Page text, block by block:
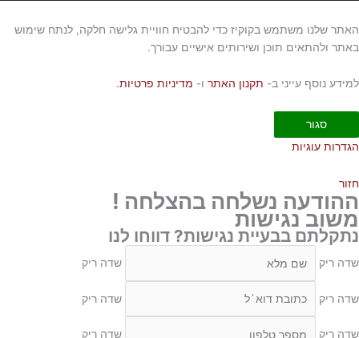
האתר שלנו משתמש בקוקיז כדי להבטיח חוויית גלישה חלקה, לנתח שימוש
באתר ולהתאים תוכן ושירותים אישיים עבורך.
למידע נוסף עייני ב- תקנון האתר ו- מדיניות פרטיות.
סגור
הגדרות עוגיות
חזור
ההודעה נשלחה בהצלחה !
משוב נגישות
נתקלתם בבעיית נגישות? דווחו לנו
שדה ריק שדה ריק
שדה ריק שדה ריק
שדה ריק שדה ריק